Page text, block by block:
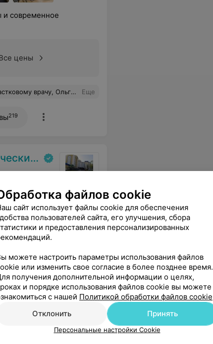
и современное
цены
Ольге Васильевне крепкого здоровья и успешной трудовой деятельности. С уважением, Пинчукова Светлана Иванова Еще
219
цены
файлов cookie
сайт использует файлы cookie для обеспечения
пользователей сайта, его улучшения, сбора
и предоставления персонализированных
можете настроить параметры использования файлов
или изменить свое согласие в более позднее время.
получения дополнительной информации о целях,
и порядке использования файлов cookie вы можете
с нашей Политикой обработки файлов cookie
Отклонить
Принять
Персональные настройки Cookie